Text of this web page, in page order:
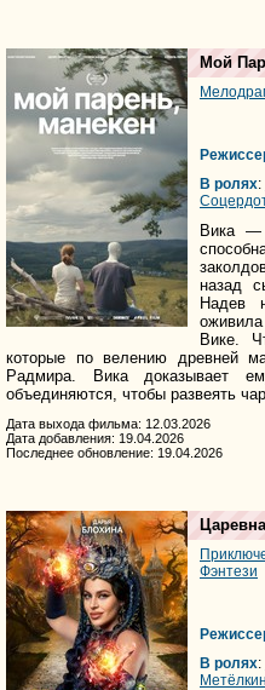
Мой
В ролях:
Вика —
назад
Надев
Вике.
которые по велению древней
Радмира. Вика доказывает
объединяются, чтобы развеять
Дата выхода фильма: 12.03.2026
Дата добавления: 19.04.2026
Последнее обновление: 19.04.2026
Фэнтези
В ролях:
Метёлкин